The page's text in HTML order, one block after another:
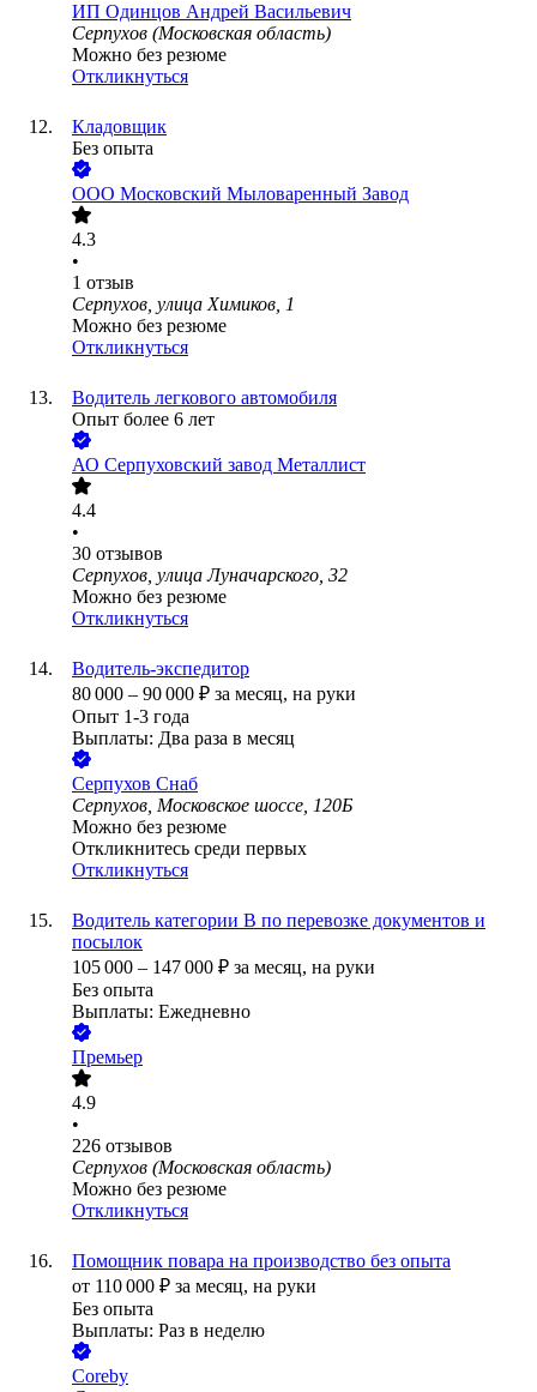
ИП Одинцов Андрей Васильевич
Серпухов (Московская область)
Можно без резюме
Откликнуться
Кладовщик
Без опыта
ООО Московский Мыловаренный Завод
4.3
•
1 отзыв
Серпухов, улица Химиков, 1
Можно без резюме
Откликнуться
Водитель легкового автомобиля
Опыт более 6 лет
АО Серпуховский завод Металлист
4.4
•
30 отзывов
Серпухов, улица Луначарского, 32
Можно без резюме
Откликнуться
Водитель-экспедитор
80 000 – 90 000 ₽ за месяц, на руки
Опыт 1-3 года
Выплаты: Два раза в месяц
Серпухов Снаб
Серпухов, Московское шоссе, 120Б
Можно без резюме
Откликнитесь среди первых
Откликнуться
Водитель категории B по перевозке документов и
посылок
105 000 – 147 000 ₽ за месяц, на руки
Без опыта
Выплаты: Ежедневно
Премьер
4.9
•
226 отзывов
Серпухов (Московская область)
Можно без резюме
Откликнуться
Помощник повара на производство без опыта
от 110 000 ₽ за месяц, на руки
Без опыта
Выплаты: Раз в неделю
Coreby